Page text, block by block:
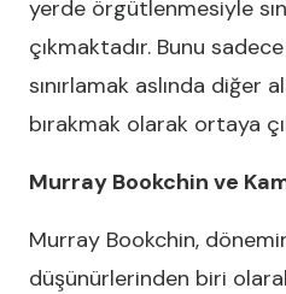
yerde örgütlenmesiyle
çıkmaktadır. Bunu
sınırlamak aslında diğer
bırakmak olarak ortaya
Murray Bookchin ve
Murray Bookchin,
düşünürlerinden biri